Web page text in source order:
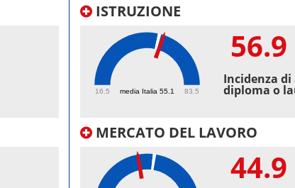
ISTRUZIONE
media Italia 55.1
16.5 83.5
56.9
Incidenza
diploma o
MERCATO DEL LAVORO
44.9